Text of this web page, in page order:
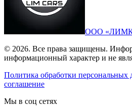
ООО
© 2026. Все права защищены.
информационный характер и не
Политика обработки персональных
соглашение
Мы в соц сетях